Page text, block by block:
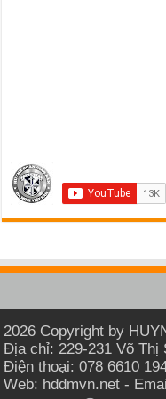
2026 Copyright by
Địa chỉ: 229-231 Võ Thị
Điện thoại: 078 6610
Web: hddmvn.net -